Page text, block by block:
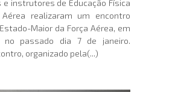
e instrutores de Educação Física
realizaram um encontro
Maior da Força Aérea, em
no passado dia 7 de janeiro.
organizado pela(...)